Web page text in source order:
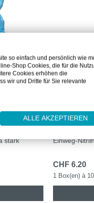
BLUE,
stark
BLUE, 240
Einweg-
CHF 6.20
1 Box(en) à
so einfach und persönlich wie
Shop Cookies, die für die
Cookies erhöhen die
wir und Dritte für Sie relevante
ALLE AKZEPTIEREN